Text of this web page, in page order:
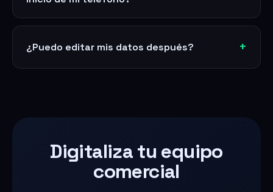
¿Puedo editar mis datos después?
Digitaliza tu equipo
comercial